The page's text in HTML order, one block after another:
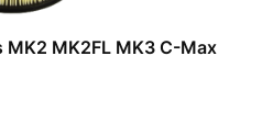
MK2 MK2FL MK3 C-Max